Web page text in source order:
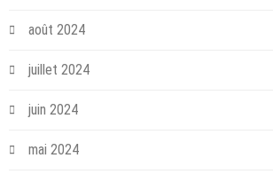
août 2024
juillet 2024
juin 2024
mai 2024